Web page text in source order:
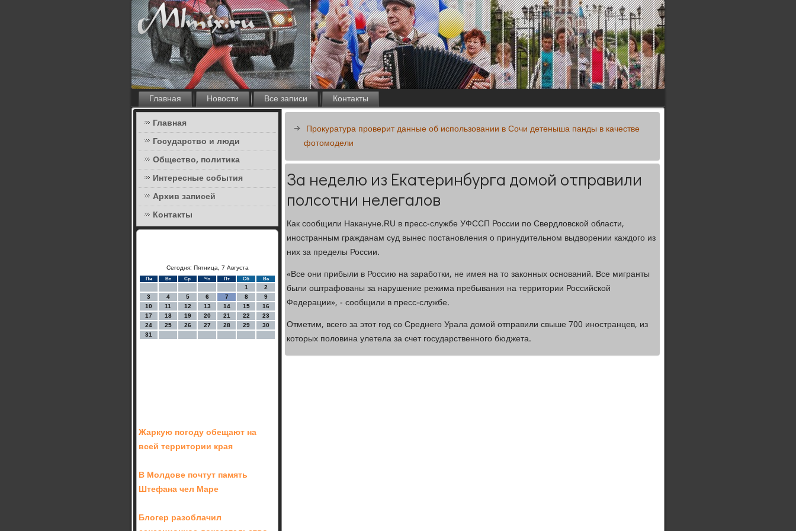
Главная Новости Все записи
Контакты
Главная
Государство и люди
Общество, политика
Интересные события
Архив записей
Контакты
Сегодня: Пятница, 7 Августа
Пн Вт Ср Чт Пт Сб Вс
1
2
3
4 5 6 7 8
9
10
11 12 13 14 15
16
17
18 19 20 21 22
23
24
25 26 27 28 29
30
31
Жаркую погоду обещают на
всей территории края
В Молдове почтут память
Штефана чел Маре
Блогер разоблачил
Прокуратура проверит данные об использовании в Сочи детеныша панды в качестве
фотомодели
За неделю из Екатеринбурга домой отправили
полсотни нелегалов
Как сообщили Накануне.RU в пресс-службе УФССП России по Свердловской области,
иностранным гражданам суд вынес постановления о принудительном выдворении каждого из
них за пределы России.
«Все они прибыли в Россию на заработки, не имея на то законных оснований. Все мигранты
были оштрафованы за нарушение режима пребывания на территории Российской
Федерации», - сообщили в пресс-службе.
Отметим, всего за этот год со Среднего Урала домой отправили свыше 700 иностранцев, из
которых половина улетела за счет государственного бюджета.